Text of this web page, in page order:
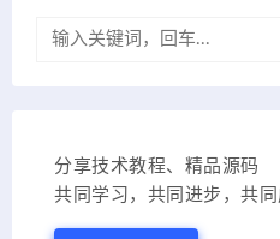
分享技术教程、精品源码
共同学习，共同进步，共同